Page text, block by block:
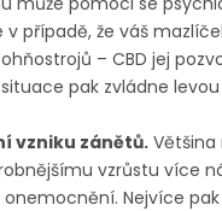
v případě, že váš
– CBD jej
pak zvládne
vzniku zánětů.Většina
vzrůstu více
Nejvíce